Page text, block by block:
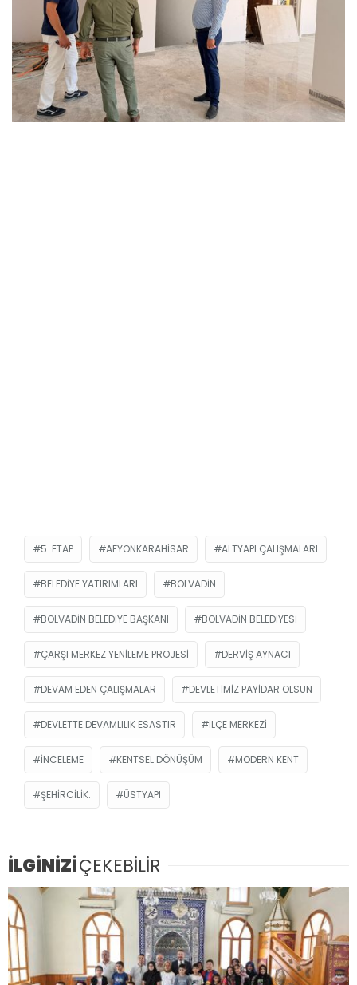
5. ETAP AFYONKARAHISAR ALTYAPI ÇALIŞMALARI
BELEDIYE YATIRIMLARI BOLVADIN
BOLVADIN BELEDIYE BAŞKANI BOLVADIN BELEDIYESI
ÇARŞI MERKEZ YENILEME PROJESI DERVIŞ AYNACI
DEVAM EDEN ÇALIŞMALAR DEVLETIMIZ PAYIDAR OLSUN
DEVLETTE DEVAMLILIK ESASTIR İLÇE MERKEZI
INCELEME KENTSEL DÖNÜŞÜM MODERN KENT
ŞEHIRCILIK. ÜSTYAPI
İLGİNİZİÇEKEBİLİR